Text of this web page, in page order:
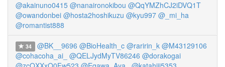
@akainuno0415 @nanaironokibou @QqYMZhCJ2iDVQ1T
@owandonbei @hosta2hoshikuzu @kyu997 @_mi_ha
@romantist888
34 @BK__9696 @BioHealth_c @raririn_k @M43129106
@cohacoha_ai_ @QELJydMyTV86246 @dorakogai